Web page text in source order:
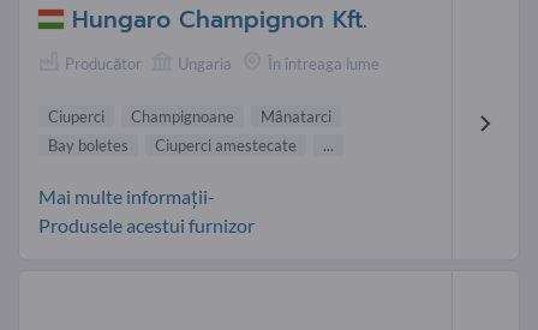
Hungaro Champignon Kft.
Producător Ungaria În întreaga lume
Ciuperci Champignoane
Mânatarci
Bay boletes
Ciuperci amestecate ...
Mai multe informații-
Produsele acestui furnizor